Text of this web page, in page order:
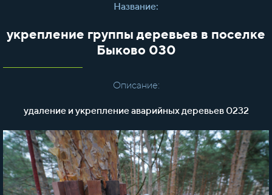
Название:
укрепление группы деревьев в поселке
Быково 030
Описание:
удаление и укрепление аварийных деревьев 0232